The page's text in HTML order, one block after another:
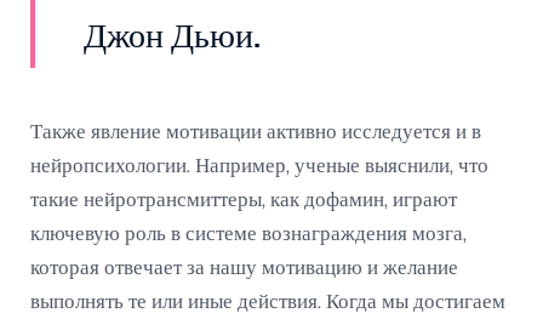
Джон Дьюи.
Также явление мотивации активно исследуется и в
нейропсихологии. Например, ученые выяснили, что
такие нейротрансмиттеры, как дофамин, играют
ключевую роль в системе вознаграждения мозга,
которая отвечает за нашу мотивацию и желание
выполнять те или иные действия. Когда мы достигаем